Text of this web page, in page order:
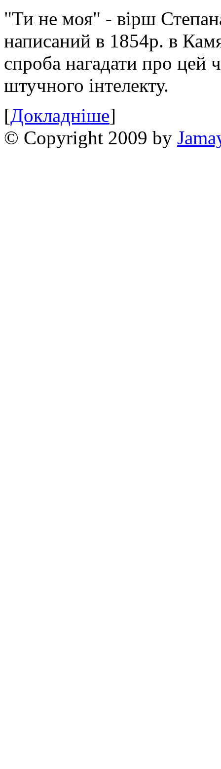
"Ти не моя" - вірш
написаний в 1854р. в
спроба нагадати про цей
штучного інтелекту.
[Докладніше]
© Copyright 2009 by